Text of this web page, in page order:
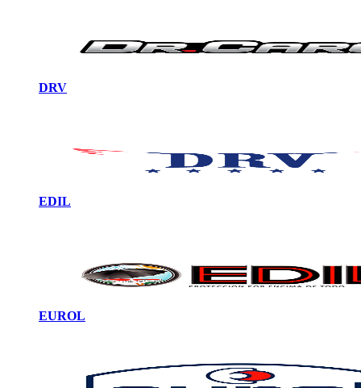
DRV
EDIL
EUROL